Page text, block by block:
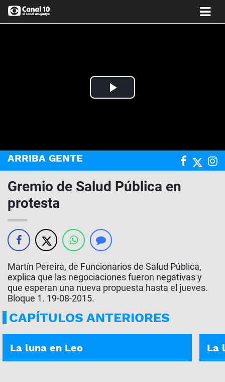
Play
ARRIBA GENTE
Gremio de Salud Pública en
protesta
Martín Pereira, de Funcionarios de Salud Pública,
explica que las negociaciones fueron negativas y
que esperan una nueva propuesta hasta el jueves.
Bloque 1. 19-08-2015.
CAPÍTULOS ANTERIORES
ASÍ ES TU DÍA | 05-01-2026
La luna en Leo La